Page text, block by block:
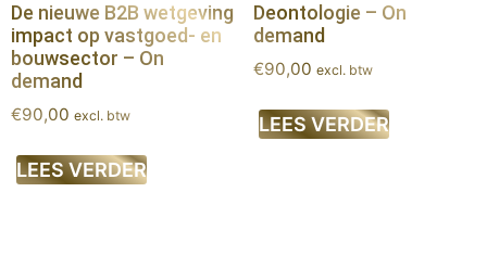
De nieuwe B2B wetgeving
impact op vastgoed- en
bouwsector – On
demand
€90,00 excl. btw
LEES VERDER
Deontologie – On
demand
€90,00 excl. btw
LEES VERDER